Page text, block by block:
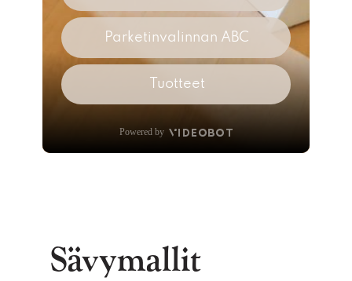
Sävymallit